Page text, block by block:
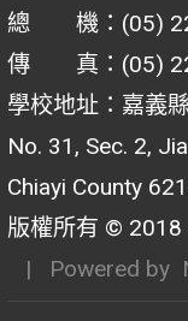
總 機：(05)
傳 真：(05)
學校地址：嘉義
No. 31, Sec. 2,
Chiayi County
版權所有 © 2018
| Powered by